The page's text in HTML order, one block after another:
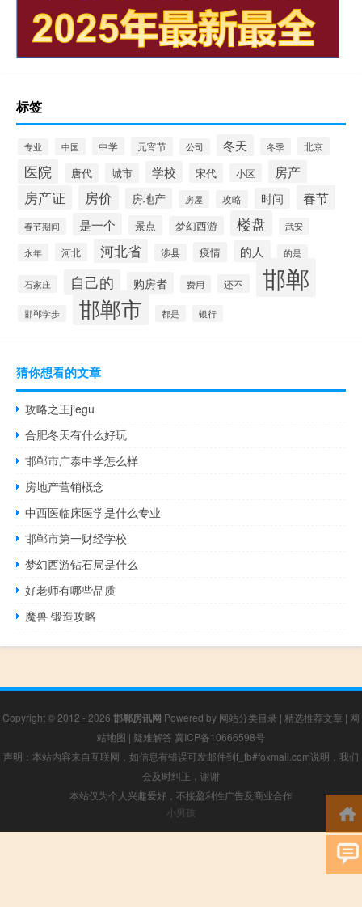
标签
专业 中国 中学 元宵节 公司 冬天 冬季 北京
医院 唐代 城市 学校 宋代 小区 房产
房产证 房价 房地产 房屋 攻略 时间 春节
春节期间 是一个 景点 梦幻西游 楼盘 武安
永年 河北 河北省 涉县 疫情 的人 的是
石家庄 自己的 购房者 费用 还不 邯郸
邯郸学步 邯郸市 都是 银行
猜你想看的文章
攻略之王jiegu
合肥冬天有什么好玩
邯郸市广泰中学怎么样
房地产营销概念
中西医临床医学是什么专业
邯郸市第一财经学校
梦幻西游钻石局是什么
好老师有哪些品质
魔兽 锻造攻略
Copyright © 2012 - 2026 邯郸房讯网 Powered by 网站分类目录 | 精选推荐文章 | 网
站地图 | 疑难解答 冀ICP备10666598号
声明：本站内容来自互联网，如信息有错误可发邮件到f_fb#foxmail.com说明，我们
会及时纠正，谢谢
本站仅为个人兴趣爱好，不接盈利性广告及商业合作
小男孩